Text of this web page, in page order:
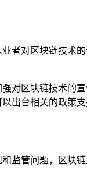
者对区块链技术
对区块链技术的
出台相关的政策
监管问题，区块